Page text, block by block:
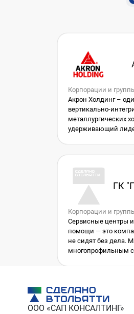
Корпорации и
Акрон Холдинг –
вертикально-
металлургических
удерживающий
Промышленные
занимаются
металлургии,
а также
ресурсов и всех
ГК
Корпорации и
Сервисные центры
помощи — это
не сидят без дела.
многопрофильным
оборудование или
строительное
найдете
ООО «САП КОНСАЛТИНГ»